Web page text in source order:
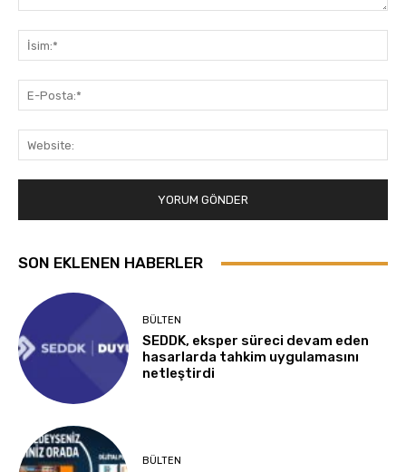
SON EKLENEN HABERLER
BÜLTEN
SEDDK, eksper süreci devam eden
hasarlarda tahkim uygulamasını
netleştirdi
BÜLTEN